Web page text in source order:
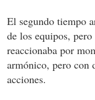
El segundo tiempo
de los equipos,
reaccionaba por
armónico, pero con
acciones.